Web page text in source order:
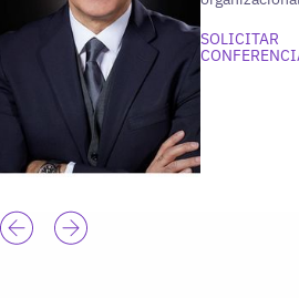
SOLICITAR